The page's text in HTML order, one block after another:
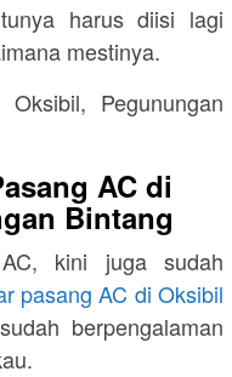
harus diisi lagi
mestinya.
AC di
Bintang
kini juga sudah
pasang AC di Oksibil
berpengalaman